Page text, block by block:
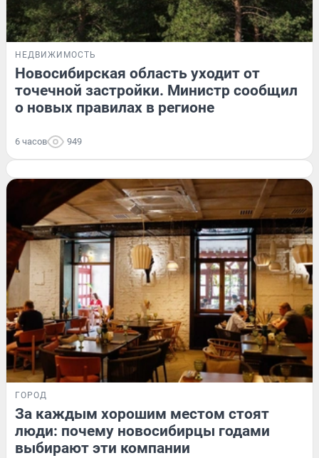
НЕДВИЖИМОСТЬ
Новосибирская область уходит от
точечной застройки. Министр сообщил
о новых правилах в регионе
6 часов 949
ГОРОД
За каждым хорошим местом стоят
люди: почему новосибирцы годами
выбирают эти компании